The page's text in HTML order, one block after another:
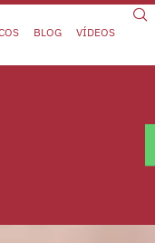
BLOG VÍDEOS